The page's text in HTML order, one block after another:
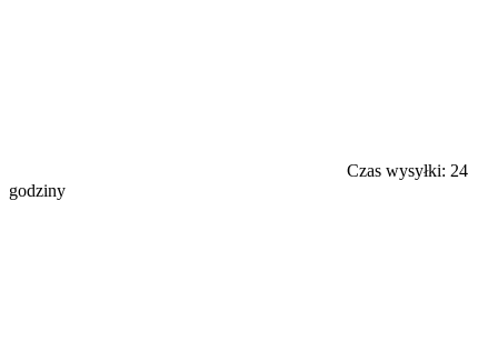
Czas wysyłki: 24
godziny